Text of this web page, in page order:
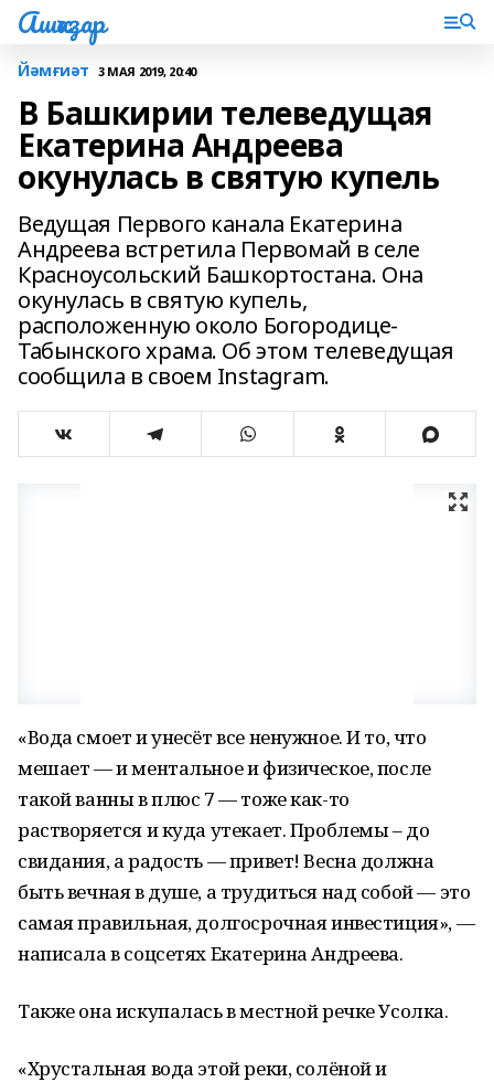
Ашҡаҙар
Йәмғиәт 3 МАЯ 2019, 20:40
В Башкирии телеведущая
Екатерина Андреева
окунулась в святую купель
Ведущая Первого канала Екатерина
Андреева встретила Первомай в селе
Красноусольский Башкортостана. Она
окунулась в святую купель,
расположенную около Богородице-
Табынского храма. Об этом телеведущая
сообщила в своем Instagram.
«Вода смоет и унесёт все ненужное. И то, что
мешает — и ментальное и физическое, после
такой ванны в плюс 7 — тоже как-то
растворяется и куда утекает. Проблемы – до
свидания, а радость — привет! Весна должна
быть вечная в душе, а трудиться над собой — это
самая правильная, долгосрочная инвестиция», —
написала в соцсетях Екатерина Андреева.
Также она искупалась в местной речке Усолка.
«Хрустальная вода этой реки, солёной и